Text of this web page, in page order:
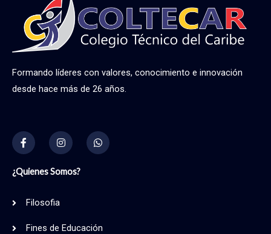
Formando líderes con valores, conocimiento e innovación
desde hace más de 26 años.
F
a
c
e
b
o
k
-
I
n
s
t
a
g
W
h
a
t
¿Quienes Somos?
Filosofia
Fines de Educación